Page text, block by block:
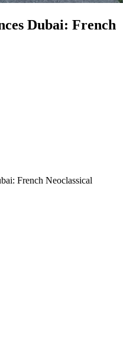
Dubai: French
French Neoclassical